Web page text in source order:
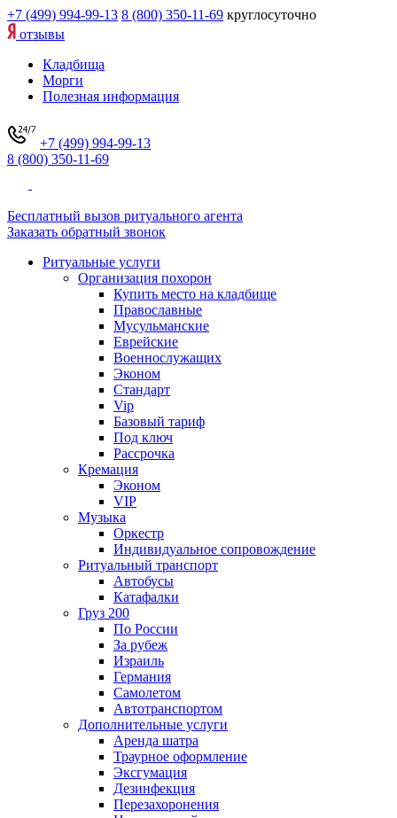
+7 (499) 994-99-13 8 (800) 350-11-69 круглосуточно
отзывы
Кладбища
Морги
Полезная информация
+7 (499) 994-99-13
8 (800) 350-11-69
Бесплатный вызов ритуального агента
Заказать обратный звонок
Ритуальные услуги
Организация похорон
Купить место на кладбище
Православные
Мусульманские
Еврейские
Военнослужащих
Эконом
Стандарт
Vip
Базовый тариф
Под ключ
Рассрочка
Кремация
Эконом
VIP
Музыка
Оркестр
Индивидуальное сопровождение
Ритуальный транспорт
Автобусы
Катафалки
Груз 200
По России
За рубеж
Израиль
Германия
Самолетом
Автотранспортом
Дополнительные услуги
Аренда шатра
Траурное оформление
Эксгумация
Дезинфекция
Перезахоронения